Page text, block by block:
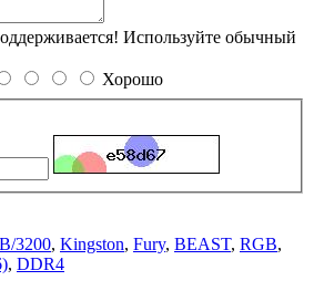
Используйте обычный
Хорошо
3200, Kingston, Fury, BEAST, RGB,
, DDR4